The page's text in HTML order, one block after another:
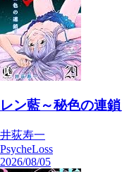
レン藍～秘色の連
井荻寿一
PsycheLoss
2026/08/05